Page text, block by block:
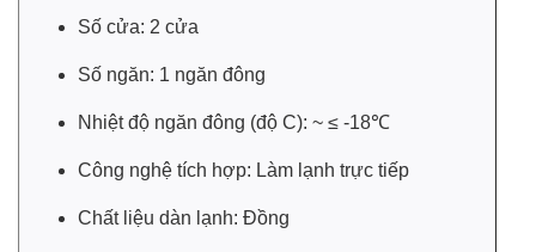
Số cửa: 2 cửa
Số ngăn: 1 ngăn đông
Nhiệt độ ngăn đông (độ C): ~ ≤ -18℃
Công nghệ tích hợp: Làm lạnh trực tiếp
Chất liệu dàn lạnh: Đồng